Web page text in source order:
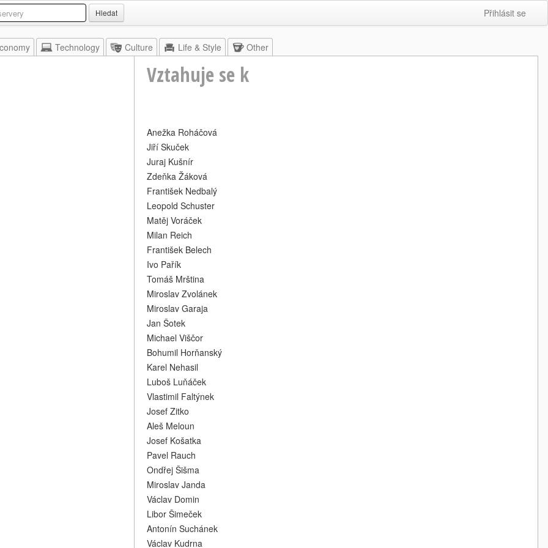
Hledat Přihlásit se
Technology Culture Life & Style Other
Vztahuje se k
Anežka Roháčová
Jiří Skuček
Juraj Kušnír
Zdeňka Žáková
František Nedbalý
Leopold Schuster
Matěj Voráček
Milan Reich
František Belech
Ivo Pařík
Tomáš Mrština
Miroslav Zvolánek
Miroslav Garaja
Jan Šotek
Michael Viščor
Bohumil Horňanský
Karel Nehasil
Luboš Luňáček
Vlastimil Faltýnek
Josef Zitko
Aleš Meloun
Josef Košatka
Pavel Rauch
Ondřej Šišma
Miroslav Janda
Václav Domin
Libor Šimeček
Antonín Suchánek
Václav Kudrna